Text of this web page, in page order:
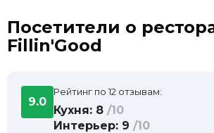
Посетители о
Fillin'Good
9.0
Рейтинг по 12 отзывам:
Кухня: 8 /10
Интерьер: 9 /10